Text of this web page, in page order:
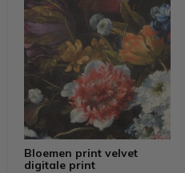
Bloemen print velvet
digitale print